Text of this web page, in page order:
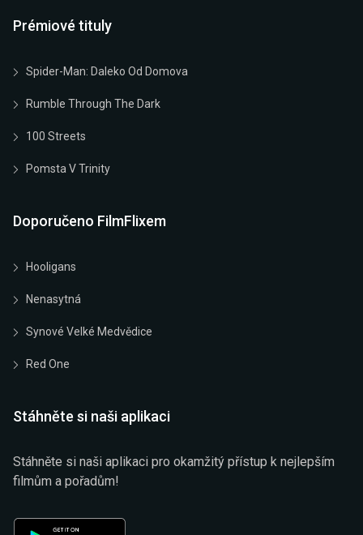
Prémiové tituly
Spider-Man: Daleko Od Domova
Rumble Through The Dark
100 Streets
Pomsta V Trinity
Doporučeno FilmFlixem
Hooligans
Nenasytná
Synové Velké Medvědice
Red One
Stáhněte si naši aplikaci
Stáhněte si naši aplikaci pro okamžitý přístup k nejlepším
filmům a pořadům!